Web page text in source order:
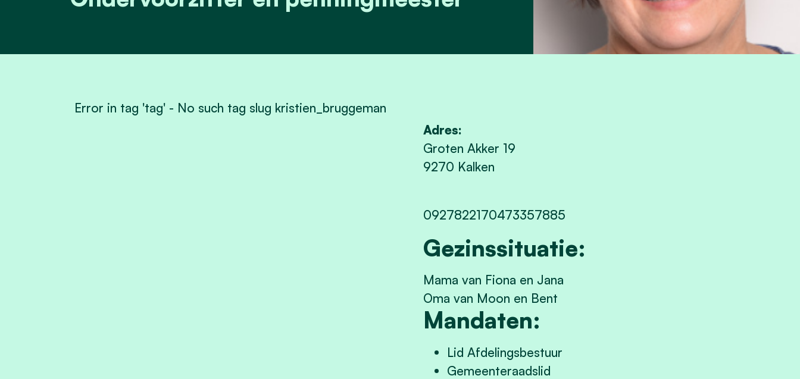
Adres:
Groten Akker 19
9270 Kalken
0927822170473357885
Gezinssituatie:
Mama van Fiona en Jana
Oma van Moon en Bent
Mandaten:
Lid Afdelingsbestuur
Gemeenteraadslid
Error in tag 'tag' - No such tag slug kristien_bruggeman